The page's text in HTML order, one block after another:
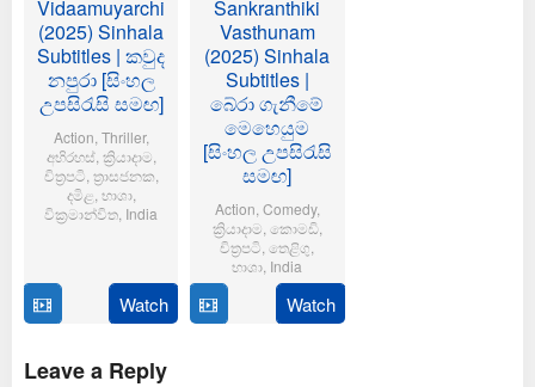
Vidaamuyarchi
(2025) Sinhala
Subtitles | කවුද
නපුරා [සිංහල
උපසිරැසි සමඟ]
Action Thriller,
අභිරහස්, ක්‍රියාදාම
චිත්‍රපටි ත්‍රාසජනක
දමිළ භාශා,
වික්‍රමාන්විත India
Feb
2025
Thirumeni
Watch
Sankranthiki
Vasthunam
(2025) Sinhala
Subtitles |
බේරා ගැනීමේ
මෙහෙයුම
[සිංහල උපසිරැසි
සමඟ]
Action Comedy,
ක්‍රියාදාම කොමඩි,
චිත්‍රපටි ,තෙළිගු
භාශා India
Jan
Anil
Ravipudi
Watch
Leave a Reply